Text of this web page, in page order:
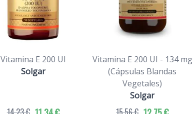
Vitamina E 200 UI
Solgar
Vitamina E 200 UI - 134 mg
(Cápsulas Blandas
Vegetales)
Solgar